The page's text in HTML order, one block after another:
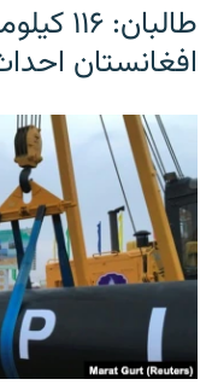
افغانستان